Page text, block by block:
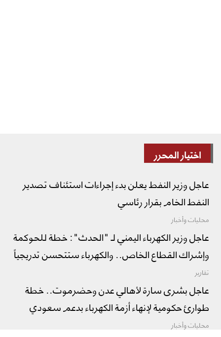
اختيار المحرر
عاجل وزير النفط يعلن بدء إجراءات استئناف تصدير
النفط الخام بقرار رئاسي
محليات وأخبار
عاجل وزير الكهرباء اليمني لـ "الحدث": خطة للحوكمة
وإشراك القطاع الخاص.. والكهرباء ستتحسن تدريجياً
تقارير
عاجل بشرى سارة لأهالي عدن وحضرموت.. خطة
طوارئ حكومية لإنهاء أزمة الكهرباء بدعم سعودي
محليات وأخبار